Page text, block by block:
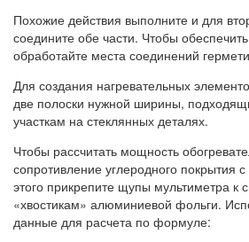
Похожие действия выполните и для
соедините обе части. Чтобы
обработайте места соединений
Для создания нагревательных
две полоски нужной ширины,
участкам на стеклянных деталях.
Чтобы рассчитать мощность
сопротивление углеродного покрытия
этого прикрепите щупы мультиметра к
«хвостикам» алюминиевой фольги.
данные для расчета по формуле: